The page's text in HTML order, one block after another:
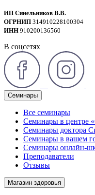
ИП Синельников В.В.
ОГРНИП 314910228100304
ИНН 910200136560
В соцсетях
Семинары
Все семинары
Семинары в центре
Семинары доктора
Семинары в вашем
Семинары онлайн-
Преподаватели
Отзывы
Магазин здоровья